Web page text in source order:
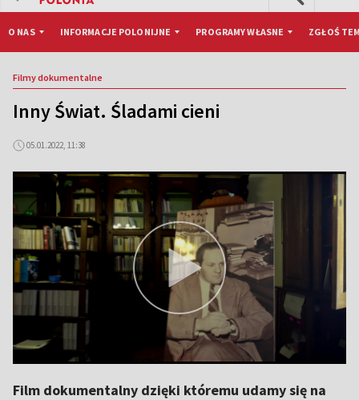
O NAS INFORMACJE POLONIJNE PROGRAMY WŁASNE ZGŁOŚ
Filmy dokumentalne
Inny Świat. Śladami cieni
05.01.2022, 11:38
Film dokumentalny dzięki któremu udamy się na